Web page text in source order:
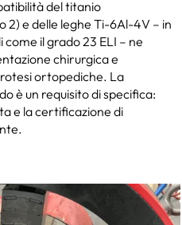
del titanio
e delle leghe Ti-6Al-4V – in
il grado 23 ELI – ne
chirurgica e
ortopediche. La
è un requisito di specifica:
e la certificazione di